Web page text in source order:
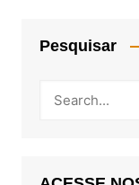
Pesquisar